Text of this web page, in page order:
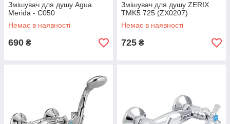
Змішувач для душу Agua
Merida - C050
Немає в наявності
690 ₴
Змішувач для душу ZERIX
TMK5 725 (ZX0207)
Немає в наявності
725 ₴